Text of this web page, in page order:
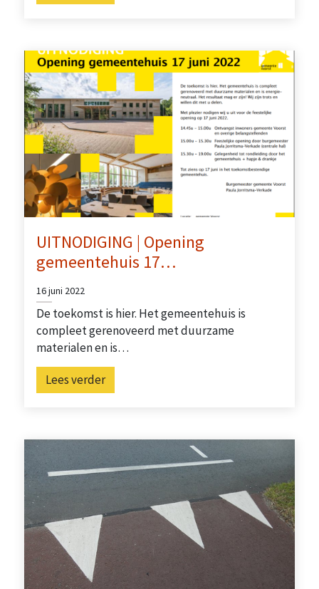
UITNODIGING | Opening
gemeentehuis 17…
16 juni 2022
De toekomst is hier. Het gemeentehuis is
compleet gerenoveerd met duurzame
materialen en is…
Lees verder